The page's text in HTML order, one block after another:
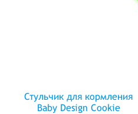
Стульчик для кормления
Baby Design Cookie